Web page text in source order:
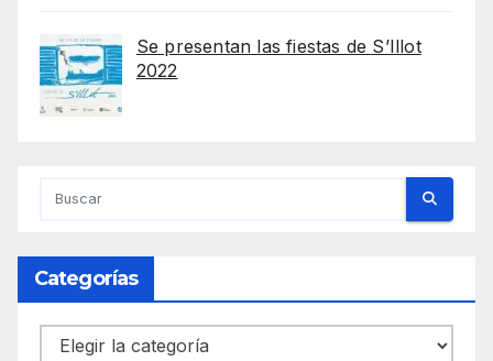
Se presentan las fiestas de S’Illot
2022
Categorías
Categorías